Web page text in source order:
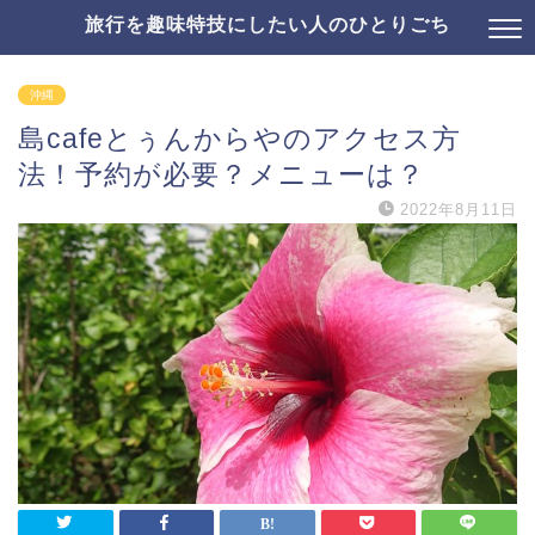
旅行を趣味特技にしたい人のひとりごち
沖縄
島cafeとぅんからやのアクセス方
法！予約が必要？メニューは？
2022年8月11日